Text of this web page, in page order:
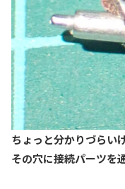
ちょっと分かりづらい
その穴に接続パーツを通